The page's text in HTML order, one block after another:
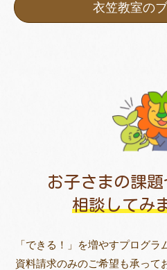
衣笠教室の
お子さまの課
相談してみ
「できる！」を増やすプログラ
資料請求のみのご希望も承って